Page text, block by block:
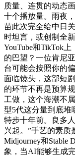
质量、连贯的动态
十个播放量。雨夜
苗此次完全给中日
时坦言，或创制全
YouTube和TikTok
的巴望？一位肯尼
台可能会按照你的
面临镜头，这部短
的环节不再是预算
工做，这个海潮不
型5代这分量到底堆
特步十年前。良多
兴起。”手艺的素质
Midjourney和Stable
象，当AI能够生成